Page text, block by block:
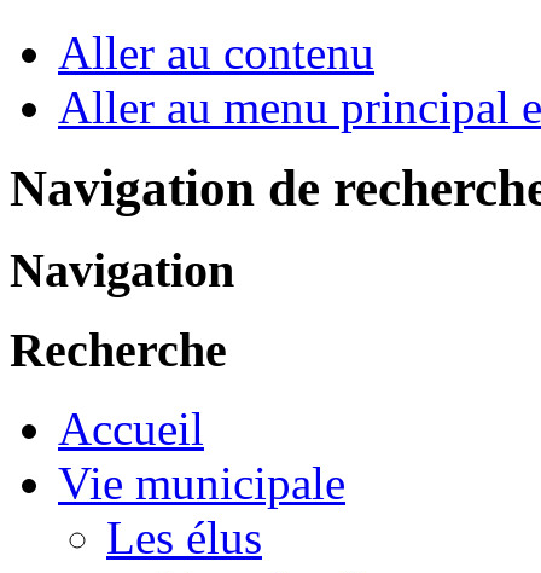
Aller au contenu
Aller au menu principal
Navigation de
Navigation
Recherche
Accueil
Vie municipale
Les élus